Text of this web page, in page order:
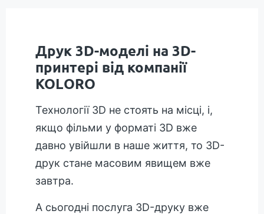
Друк 3D-моделі на 3D-
принтері від компанії
KOLORO
Технології 3D не стоять на місці, і,
якщо фільми у форматі 3D вже
давно увійшли в наше життя, то 3D-
друк стане масовим явищем вже
завтра.
А сьогодні послуга 3D-друку вже